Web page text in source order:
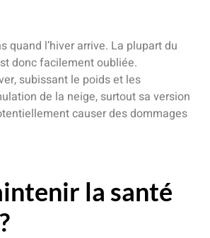
l’hiver arrive. La plupart du
donc facilement oubliée.
subissant le poids et les
de la neige, surtout sa version
causer des dommages
la santé